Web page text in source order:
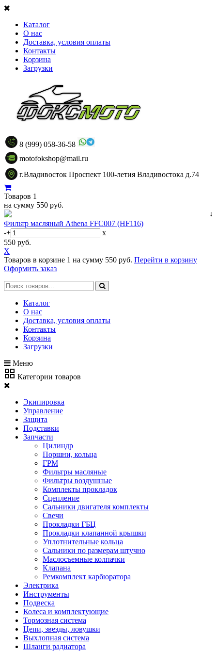
Каталог
О нас
Доставка, условия оплаты
Контакты
Корзина
Загрузки
8 (999) 058-36-58
motofokshop@mail.ru
г.Владивосток Проспект 100-летия Владивостока д.74
Товаров 1
на сумму 550 руб.
↓
Фильтр масляный Athena FFC007 (HF116)
-+
x
550 руб.
X
Товаров в корзине 1 на сумму 550 руб. Перейти в корзину
Оформить заказ
Каталог
О нас
Доставка, условия оплаты
Контакты
Корзина
Загрузки
Меню
Категории товаров
Экипировка
Управление
Защита
Подставки
Запчасти
Цилиндр
Поршни, кольца
ГРМ
Фильтры масляные
Фильтры воздушные
Комплекты прокладок
Сцепление
Сальники двигателя комплекты
Свечи
Прокладки ГБЦ
Прокладки клапанной крышки
Уплотнительные кольца
Сальники по размерам штучно
Маслосъемные колпачки
Клапана
Ремкомплект карбюратора
Электрика
Инструменты
Подвеска
Колеса и комплектующие
Тормозная система
Цепи, звезды, ловушки
Выхлопная система
Шланги радиатора